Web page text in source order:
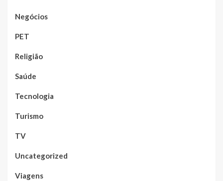
Negócios
PET
Religião
Saúde
Tecnologia
Turismo
TV
Uncategorized
Viagens